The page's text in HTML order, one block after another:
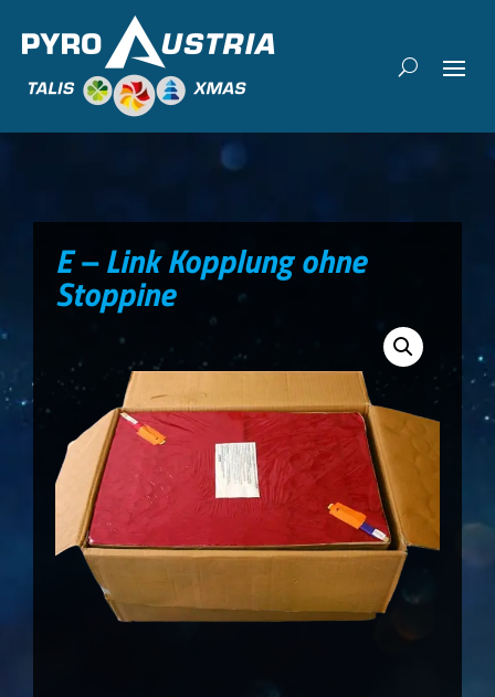
E – Link Kopplung ohne
Stoppine